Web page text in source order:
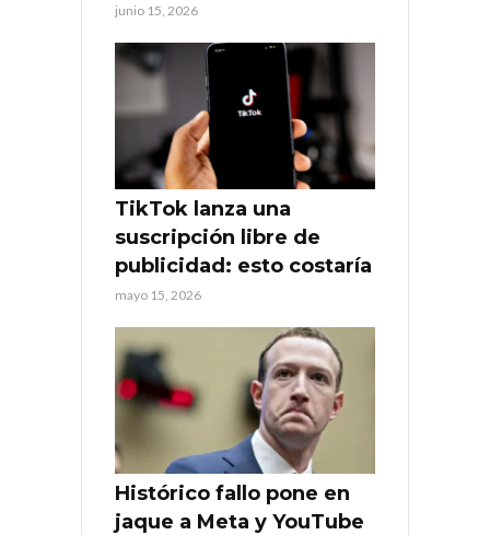
junio 15, 2026
TikTok lanza una
suscripción libre de
publicidad: esto costaría
mayo 15, 2026
Histórico fallo pone en
jaque a Meta y YouTube